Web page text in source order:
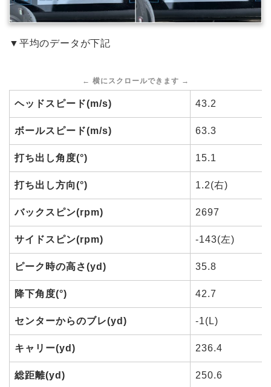
▼平均のデータが下記
ヘッドスピード(m/s) 43.2
ボールスピード(m/s) 63.3
打ち出し角度(°) 15.1
打ち出し方向(°) 1.2(右)
バックスピン(rpm) 2697
サイドスピン(rpm) -143(左)
ピーク時の高さ(yd) 35.8
降下角度(°) 42.7
センターからのブレ(yd) -1(L)
キャリー(yd) 236.4
総距離(yd) 250.6